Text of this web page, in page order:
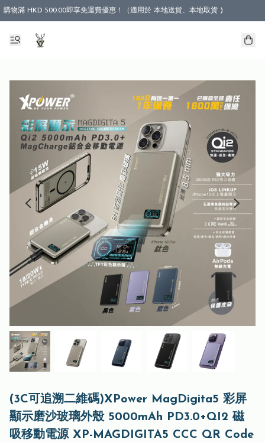
購物滿 HKD 500.00即享免運費優惠！（適用於 本地送貨、本地取貨 )
(3C可追溯二維碼)XPower MagDigita5 彩屏
顯示磨沙玻璃外殼 5000mAh PD3.0+QI2 磁
吸移動電源 XP-MAGDIGITA5 CCC QR Code